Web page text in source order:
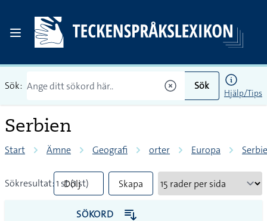
Sök: Sök
Hjälp/Tips
Serbien
Start Ämne Geografi orter Europa
Sökresultat: 1 st (1 st)
Dölj
mindre
Skapa
PDF
SÖKORD